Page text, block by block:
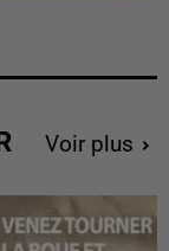
Voir plus